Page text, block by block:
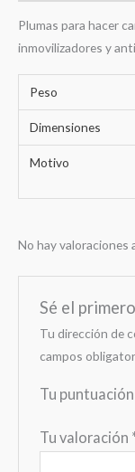
Plumas para hacer
inmovilizadores y
Peso
Dimensiones
Motivo
No hay valoraciones
Sé el
Tu dirección de
campos
Tu puntuación
Tu valoración